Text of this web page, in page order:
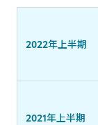
2022年上半期
2021年上半期